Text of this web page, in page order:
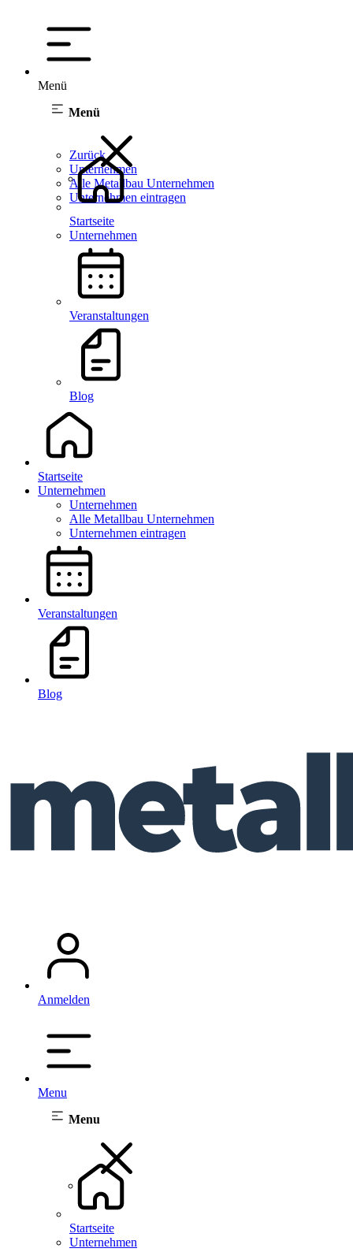
Menü
Menü
Startseite
Unternehmen
Veranstaltungen
Blog
Zurück
Unternehmen
Alle Metallbau Unternehmen
Unternehmen eintragen
Startseite
Unternehmen
Unternehmen
Alle Metallbau Unternehmen
Unternehmen eintragen
Veranstaltungen
Blog
Anmelden
Menu
Menu
Startseite
Unternehmen